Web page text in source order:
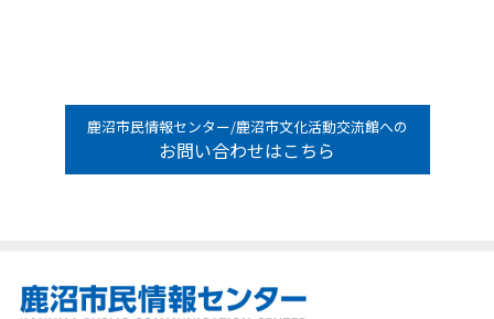
鹿沼市民情報センター/鹿沼市文化活動交流館への
お問い合わせはこちら